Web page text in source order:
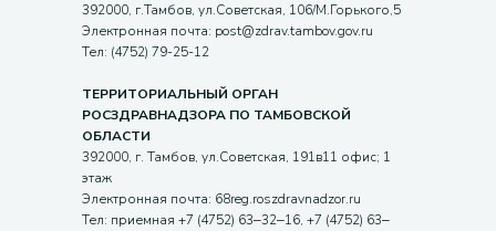
392000, г.Тамбов, ул.Советская, 106/М.Горького,5
Электронная почта: post@zdrav.tambov.gov.ru
Тел: (4752) 79-25-12
ТЕРРИТОРИАЛЬНЫЙ ОРГАН
РОСЗДРАВНАДЗОРА ПО ТАМБОВСКОЙ
ОБЛАСТИ
392000, г. Тамбов, ул.Советская, 191в11 офис; 1
этаж
Электронная почта: 68reg.roszdravnadzor.ru
Тел: приемная +7 (4752) 63‒32‒16, +7 (4752) 63‒